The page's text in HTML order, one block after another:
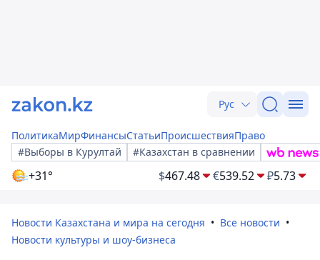
Рус
ПолитикаМирФинансыСтатьиПроисшествияПраво
#Выборы в Курултай
#Казахстан в сравнении
+31° $467.48 €539.52 ₽5.73
Новости Казахстана и мира на сегодня
Все новости
Новости культуры и шоу-бизнеса